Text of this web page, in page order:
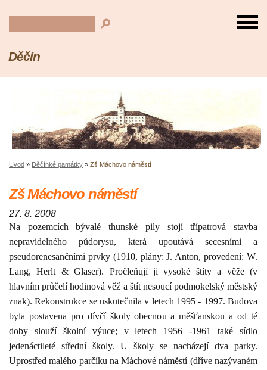
Děčín
Úvod » Děčínké památky » Zš Máchovo náměstí
Zš Máchovo náměstí
27. 8. 2008
Na pozemcích bývalé thunské pily stojí třípatrová stavba
nepravidelného půdorysu, která upoutává secesními a
pseudorenesančními prvky (1910, plány: J. Anton, provedení: W.
Lang, Herlt & Glaser). Pročleňují ji vysoké štíty a věže (v
hlavním průčelí hodinová věž a štít nesoucí podmokelský městský
znak). Rekonstrukce se uskutečnila v letech 1995 - 1997. Budova
byla postavena pro dívčí školy obecnou a měšťanskou a od té
doby slouží školní výuce; v letech 1956 -1961 také sídlo
jedenáctileté střední školy. U školy se nacházejí dva parky.
Uprostřed malého parčíku na Máchové náměstí (dříve nazývaném